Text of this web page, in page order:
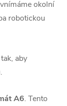
okolní
robotickou
tak, aby
A6. Tento